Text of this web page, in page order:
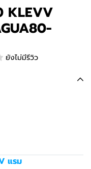
KLEVV
ยังไม่มีรีวิว
แรม